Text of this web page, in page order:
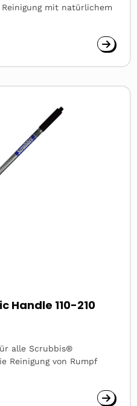
mit natürlichem
Handle 110-210
alle Scrubbis®
Reinigung von Rumpf